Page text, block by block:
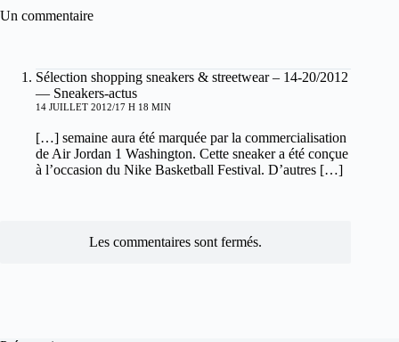
Un commentaire
Sélection shopping sneakers & streetwear – 14-20/2012
— Sneakers-actus
14 JUILLET 2012/17 H 18 MIN
[…] semaine aura été marquée par la commercialisation
de Air Jordan 1 Washington. Cette sneaker a été conçue
à l’occasion du Nike Basketball Festival. D’autres […]
Les commentaires sont fermés.